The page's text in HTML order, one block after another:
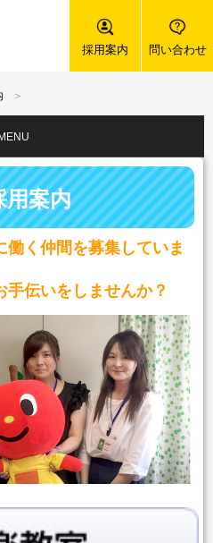
採用案内 問い合わせ
MENU
用案内
働く仲間を募集していま
伝いをしませんか？